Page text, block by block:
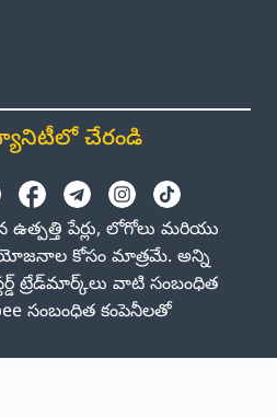
చేరండి
పేర్లు, లోగోలు మరియు
ప్రయోజనాల కోసం మాత్రమే. అన్ని
ట్రేడ్‌మార్క్‌లు వాటి సంబంధిత
సంబంధిత కంపెనీలతో